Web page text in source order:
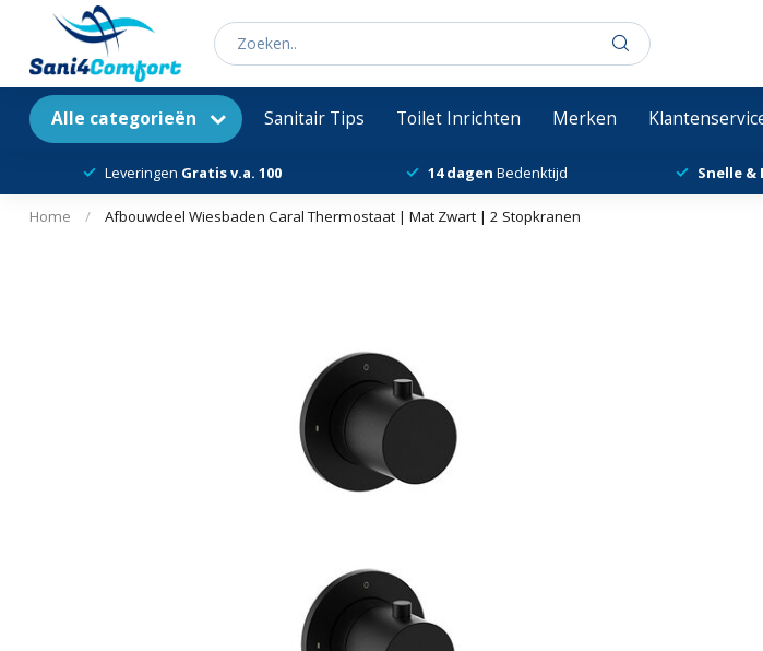
Alle categorieën Sanitair Tips Toilet Inrichten Merken
Leveringen Gratis v.a. 100 14 dagen Bedenktijd Snelle &
Home / Afbouwdeel Wiesbaden Caral Thermostaat | Mat Zwart | 2 Stopkranen